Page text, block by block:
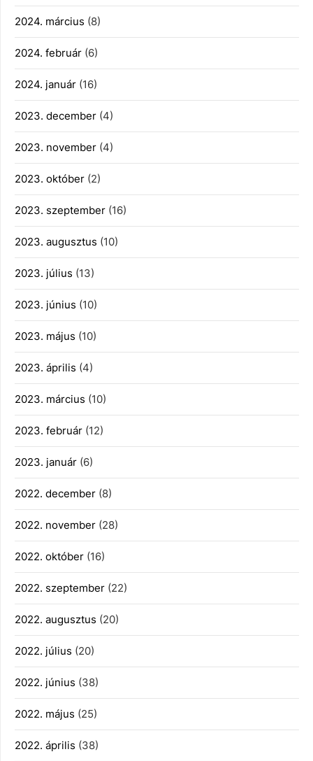
2024. március (8)
2024. február (6)
2024. január (16)
2023. december (4)
2023. november (4)
2023. október (2)
2023. szeptember (16)
2023. augusztus (10)
2023. július (13)
2023. június (10)
2023. május (10)
2023. április (4)
2023. március (10)
2023. február (12)
2023. január (6)
2022. december (8)
2022. november (28)
2022. október (16)
2022. szeptember (22)
2022. augusztus (20)
2022. július (20)
2022. június (38)
2022. május (25)
2022. április (38)